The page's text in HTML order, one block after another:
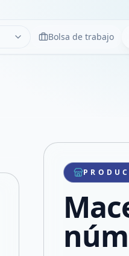
LimpiarBolsa de trabajo
Compartir producto
Compartir por WhatsApp
Compartir por mail
Compartir en Facebook
Compartir en X